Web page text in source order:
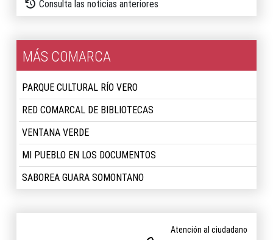
Consulta las noticias anteriores
MÁS COMARCA
PARQUE CULTURAL RÍO VERO
RED COMARCAL DE BIBLIOTECAS
VENTANA VERDE
MI PUEBLO EN LOS DOCUMENTOS
SABOREA GUARA SOMONTANO
Atención al ciudadano